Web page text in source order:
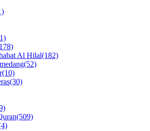
Al Hilal(182)
(52)
(10)
(30)
(509)